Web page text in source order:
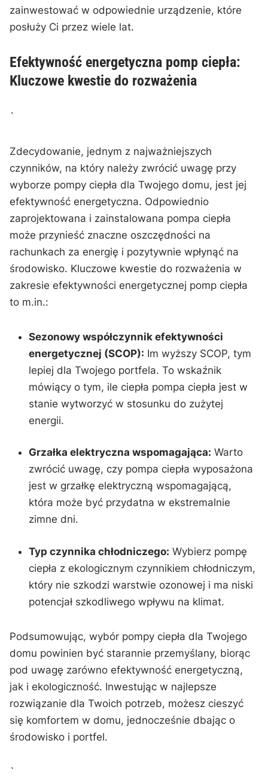
zainwestować ‌w⁤ odpowiednie urządzenie, które
posłuży Ci przez wiele lat.
Efektywność energetyczna ⁤pomp ciepła:
Kluczowe kwestie do⁢ rozważenia
`
Zdecydowanie, jednym z najważniejszych‌
czynników, na który należy⁤ zwrócić uwagę⁢ przy
wyborze pompy ciepła dla ‍Twojego ⁣domu, jest⁣ jej
⁤efektywność energetyczna. Odpowiednio
zaprojektowana i⁢ zainstalowana pompa ‌ciepła
⁢może przynieść znaczne‌ oszczędności‍ na
⁣rachunkach ‌za energię i ⁤pozytywnie wpłynąć na
środowisko. Kluczowe kwestie do rozważenia w
zakresie efektywności energetycznej pomp ​ciepła
to m.in.:
Sezonowy​ współczynnik efektywności​
energetycznej (SCOP): Im wyższy SCOP, tym
⁢lepiej dla Twojego‌ portfela. To wskaźnik
mówiący o tym, ile ciepła pompa⁢ ciepła jest w
stanie wytworzyć w stosunku do zużytej
energii.
Grzałka elektryczna wspomagająca: ⁢Warto
zwrócić uwagę, czy pompa ciepła wyposażona
jest⁤ w grzałkę elektryczną‌ wspomagającą,
która ⁤może być przydatna w ekstremalnie
zimne dni.
Typ czynnika chłodniczego: Wybierz pompę
⁢ciepła ​z ekologicznym czynnikiem ⁤chłodniczym,
który nie szkodzi warstwie ozonowej i ma niski
potencjał szkodliwego wpływu ​na ​klimat.
Podsumowując, wybór pompy ciepła⁢ dla Twojego
domu powinien być starannie przemyślany, biorąc
pod uwagę ‍zarówno efektywność​ energetyczną,
jak i ekologiczność. Inwestując w najlepsze
rozwiązanie ⁣dla Twoich potrzeb,‌ możesz‌ cieszyć‌
się komfortem ‍w‌ domu, jednocześnie dbając​ o
środowisko ‍i portfel.
`